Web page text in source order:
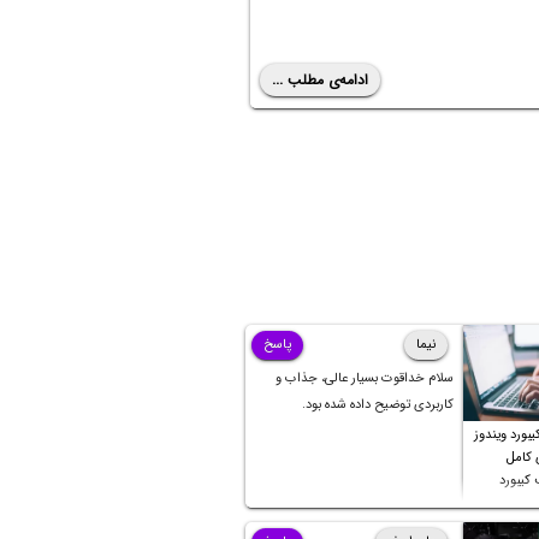
ادامه‌ی مطلب ...
ویندوز
کامل
نیما
سلام خداقوت بسیار عالی، جذاب و
کاربردی توضیح داده شده بود.
پاسخ